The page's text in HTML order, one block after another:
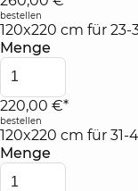
bestellen
120x220 cm für
Menge
220,00 €*
bestellen
120x220 cm für
Menge